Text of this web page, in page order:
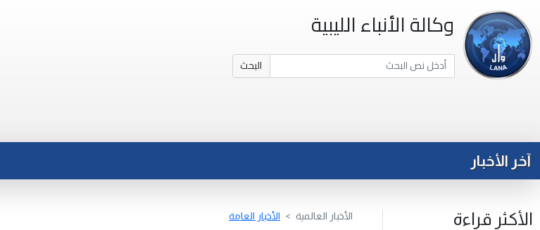
وكالة الأنباء الليبية
البحث
آخر الأخبار
الأكثر قراءة الأخبار العالمية الأخبار العامة